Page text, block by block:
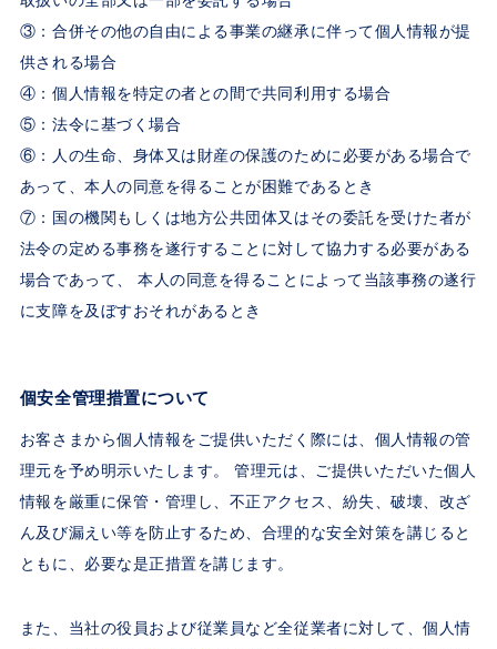
③：合併その他の自由による事業の継承に伴って個人情報が提
供される場合
④：個人情報を特定の者との間で共同利用する場合
⑤：法令に基づく場合
⑥：人の生命、身体又は財産の保護のために必要がある場合で
あって、本人の同意を得ることが困難であるとき
⑦：国の機関もしくは地方公共団体又はその委託を受けた者が
法令の定める事務を遂行することに対して協力する必要がある
場合であって、 本人の同意を得ることによって当該事務の遂行
に支障を及ぼすおそれがあるとき
個安全管理措置について
お客さまから個人情報をご提供いただく際には、個人情報の管
理元を予め明示いたします。 管理元は、ご提供いただいた個人
情報を厳重に保管・管理し、不正アクセス、紛失、破壊、改ざ
ん及び漏えい等を防止するため、合理的な安全対策を講じると
ともに、必要な是正措置を講じます。
また、当社の役員および従業員など全従業者に対して、個人情